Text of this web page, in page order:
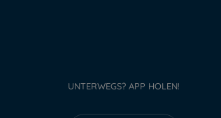
UNTERWEGS? APP HOLEN!